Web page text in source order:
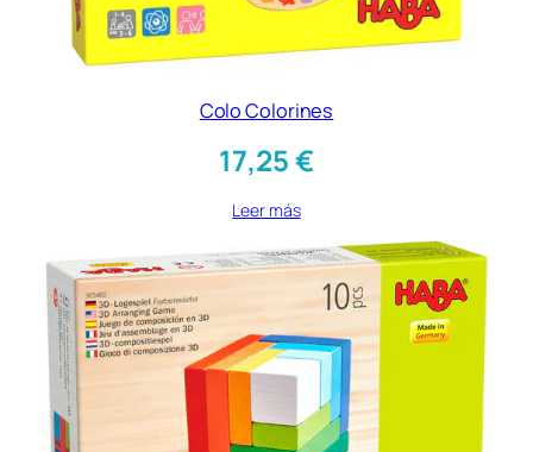
Colo Colorines
17,25€
Leer más